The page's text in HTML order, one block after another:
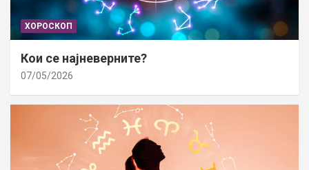
ХОРОСКОП
Кои се најневерните?
07/05/2026